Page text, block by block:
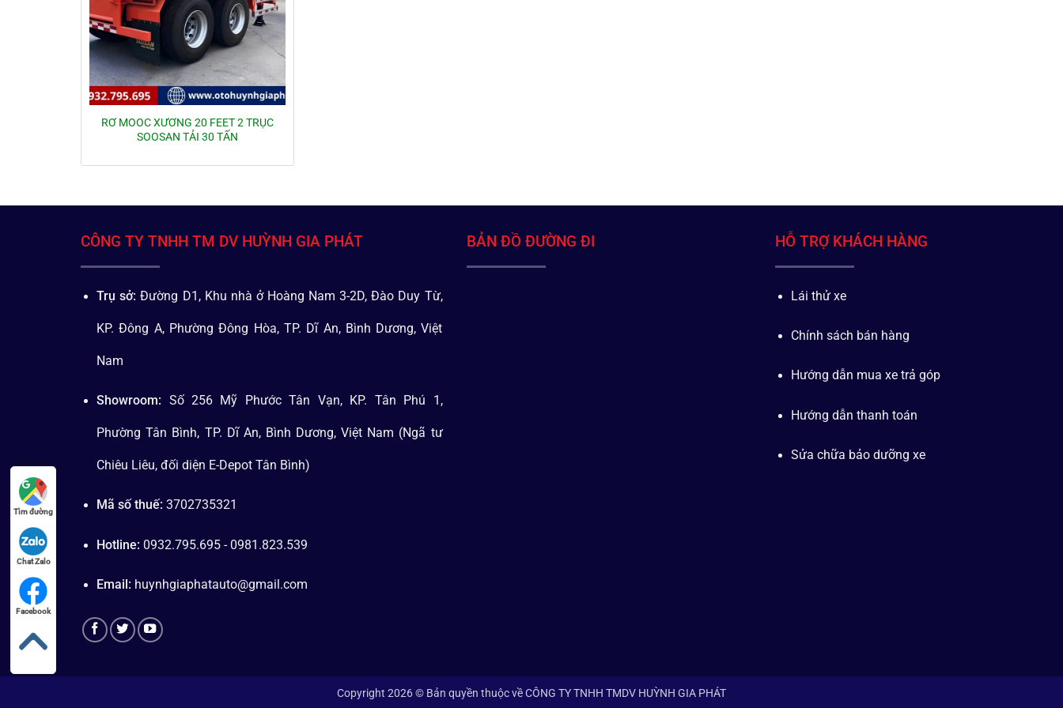
RƠ MOOC XƯƠNG 20 FEET 2 TRỤC
SOOSAN TẢI 30 TẤN
CÔNG TY TNHH TM DV HUỲNH GIA PHÁT
Trụ sở: Đường D1, Khu nhà ở Hoàng Nam 3-2D, Đào Duy Từ,
KP. Đông A, Phường Đông Hòa, TP. Dĩ An, Bình Dương, Việt
Nam
Showroom: Số 256 Mỹ Phước Tân Vạn, KP. Tân Phú 1,
Phường Tân Bình, TP. Dĩ An, Bình Dương, Việt Nam (Ngã tư
Chiêu Liêu, đối diện E-Depot Tân Bình)
Mã số thuế:3702735321
Hotline: 0932.795.695 - 0981.823.539
Email: huynhgiaphatauto@gmail.com
BẢN ĐỒ ĐƯỜNG ĐI HỖ TRỢ KHÁCH HÀNG
Lái thử xe
Chính sách bán hàng
Hướng dẫn mua xe trả góp
Hướng dẫn thanh toán
Sửa chữa bảo dưỡng xe
Copyright 2026 © Bản quyền thuộc về CÔNG TY TNHH TMDV HUỲNH GIA PHÁT
Tìm đường
Chat Zalo
Facebook